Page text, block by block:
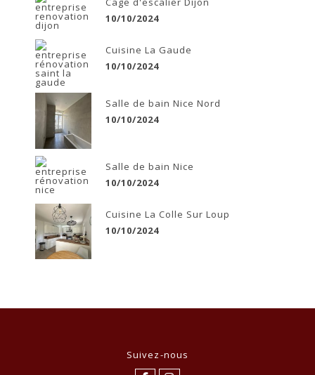
10/10/2024
Cuisine La Gaude
10/10/2024
Salle de bain Nice Nord
10/10/2024
Salle de bain Nice
10/10/2024
Cuisine La Colle Sur Loup
10/10/2024
Suivez-nous